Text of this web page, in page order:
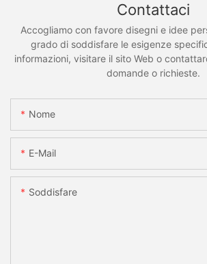
Contattaci
Accogliamo con favore disegni e idee
grado di soddisfare le esigenze
informazioni, visitare il sito Web o
domande o richieste.
Nome
E-Mail
Soddisfare